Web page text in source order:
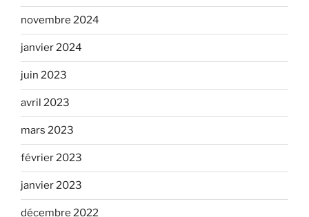
novembre 2024
janvier 2024
juin 2023
avril 2023
mars 2023
février 2023
janvier 2023
décembre 2022